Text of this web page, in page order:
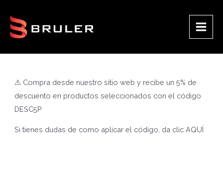
contenido
Main
⚠ Compra desde nuestro sitio web y recibe un 5% de
descuento en productos seleccionados con el código
DESC5P
Si tienes dudas de como aplicar el código, da clicAQUÍ